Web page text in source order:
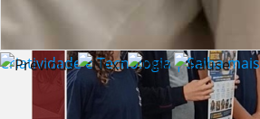
Criatividade e Tecnologia | Saiba mais